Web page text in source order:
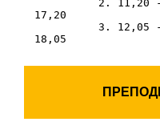
17,20